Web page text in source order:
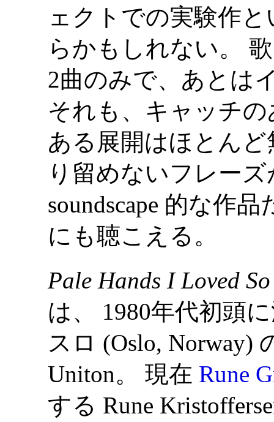
ェクトでの実験作
らかもしれない。
2曲のみで、あとは
それも、キャッチ
ある展開はほとん
り留めないフレー
soundscape 的な作
にも聴こえる。
Pale Hands I Loved
は、 1980年代初頭
スロ (Oslo, Norway)
Uniton。 現在 Rune
する Rune